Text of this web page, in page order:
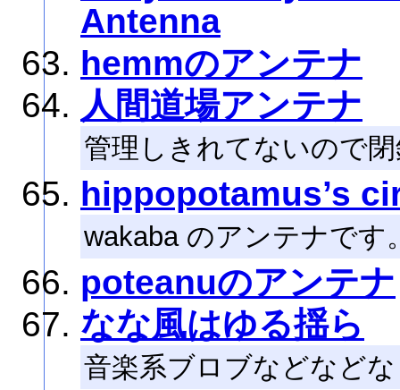
Antenna
hemmのアンテナ
人間道場アンテナ
管理しきれてないので
hippopotamus’s
wakaba のアンテナです
poteanuのアンテナ
なな風はゆる揺ら
音楽系ブロブなどなど